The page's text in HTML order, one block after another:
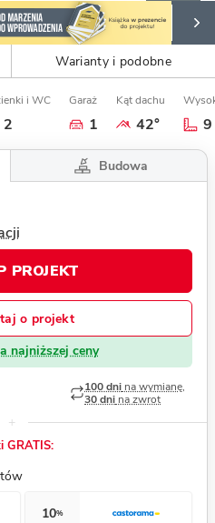
Warianty i podobne
i WC
2
Garaż
1
Kąt dachu
42° 9
Budowa
PROJEKT
o projekt
najniższej ceny
100 dni na wymianę,
30 dni na zwrot
GRATIS:
10%